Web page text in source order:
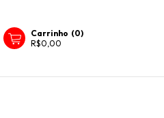
Carrinho (0)
R$0,00